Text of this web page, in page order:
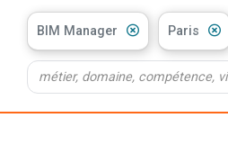
BIM Manager Paris